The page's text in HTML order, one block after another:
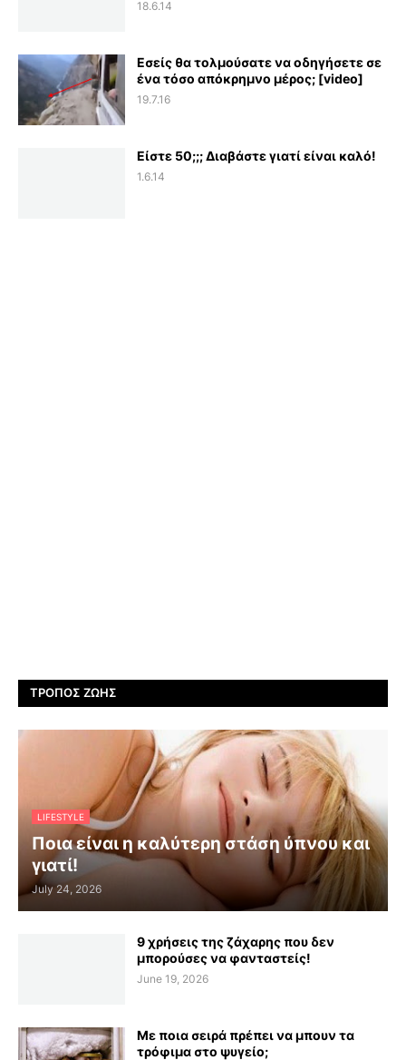
18.6.14
Εσείς θα τολμούσατε να οδηγήσετε σε
ένα τόσο απόκρημνο μέρος; [video]
19.7.16
Είστε 50;;; Διαβάστε γιατί είναι καλό!
1.6.14
ΤΡΌΠΟΣ ΖΩΉΣ
LIFESTYLE
Ποια είναι η καλύτερη στάση ύπνου και
γιατί!
July 24, 2026
9 χρήσεις της ζάχαρης που δεν
μπορούσες να φανταστείς!
June 19, 2026
Με ποια σειρά πρέπει να μπουν τα
τρόφιμα στο ψυγείο;